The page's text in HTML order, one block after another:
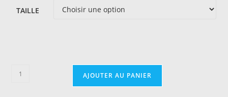
TAILLE
quantité
AJOUTER AU PANIER